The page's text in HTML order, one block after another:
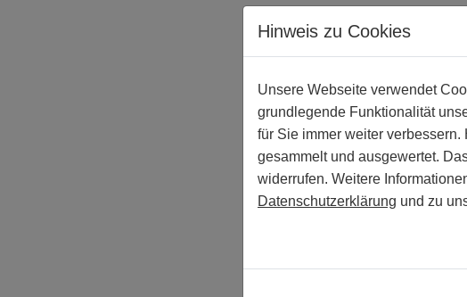
Hinweis zu Cookies
Unsere Webseite verwendet
grundlegende Funktionalität
für Sie immer weiter
gesammelt und ausgewertet.
widerrufen. Weitere
Datenschutzerklärung und zu